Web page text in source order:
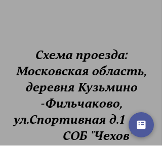
Схема проезда:
Московская область,
деревня Кузьмино
-Фильчаково,
ул.Спортивная д.1
СОБ "Чехов"